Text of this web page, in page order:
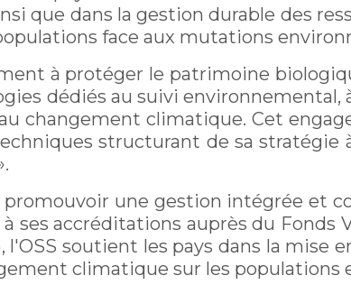
que dans la gestion durable des
face aux mutations
à protéger le patrimoine
dédiés au suivi environnemental,
changement climatique. Cet
structurant de sa stratégie à
promouvoir une gestion intégrée et
ses accréditations auprès du Fonds
l'OSS soutient les pays dans la
climatique sur les populations